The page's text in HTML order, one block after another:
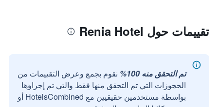
تقييمات حول Renia Hotel
تم التحقق منه 100%
نقوم بجمع وعرض التقييمات من
الحجوزات التي تم التحقق منها فقط والتي تم إجراؤها
بواسطة مستخدمين حقيقيين مع HotelsCombined أو